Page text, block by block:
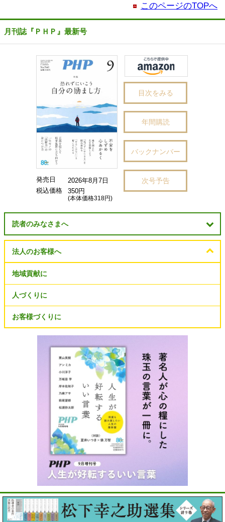
このページのTOPへ
月刊誌『ＰＨＰ』最新号
発売日
2026年8月7日
税込価格
350円
(本体価格318円)
目次をみる
年間購読
バックナンバー
次号予告
読者のみなさまへ
法人のお客様へ
地域貢献に
人づくりに
お客様づくりに